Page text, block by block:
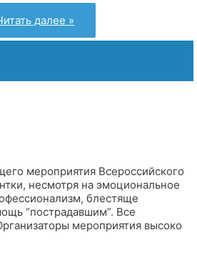
далее »
мероприятия Всероссийского
несмотря на эмоциональное
блестяще
“пострадавшим”. Все
мероприятия высоко